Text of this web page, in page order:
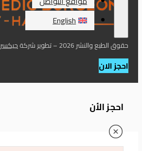
English
حقوق الطبع والنشر 2026 – تطوير شركة جيكسر
احجز الان
احجز الأن